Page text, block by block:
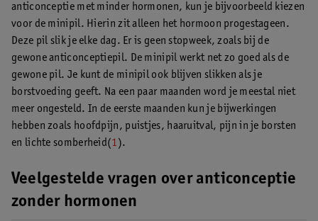
anticonceptie met minder hormonen, kun je bijvoorbeeld kiezen
voor de minipil. Hierin zit alleen het hormoon progestageen.
Deze pil slik je elke dag. Er is geen stopweek, zoals bij de
gewone anticonceptiepil. De minipil werkt net zo goed als de
gewone pil. Je kunt de minipil ook blijven slikken als je
borstvoeding geeft. Na een paar maanden word je meestal niet
meer ongesteld. In de eerste maanden kun je bijwerkingen
hebben zoals hoofdpijn, puistjes, haaruitval, pijn in je borsten
en lichte somberheid(1).
Veelgestelde vragen over anticonceptie
zonder hormonen